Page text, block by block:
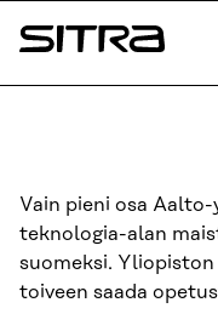
Siirry
suoraan
Sitra
Vain pieni osa
teknologia-alan
suomeksi.
toiveen saada